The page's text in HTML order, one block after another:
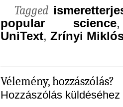
Tagged
popular science
UniText, Zrínyi
Vélemény, hozzászólás?
Hozzászólás küldéséhez